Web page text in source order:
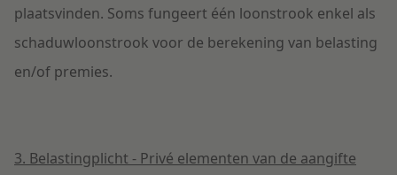
plaatsvinden. Soms fungeert één loonstrook enkel als
schaduwloonstrook voor de berekening van belasting
en/of premies.
3. Belastingplicht - Privé elementen van de aangifte